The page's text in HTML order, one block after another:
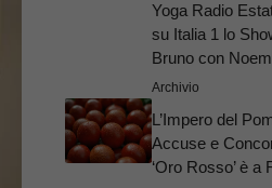
Yoga Radio
su Italia 1 lo
Bruno con
Archivio
L’Impero del
Accuse e
‘Oro Rosso’ è a